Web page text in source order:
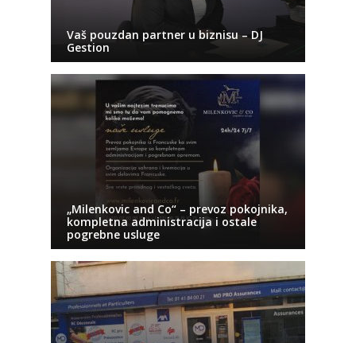
Vaš pouzdan partner u biznisu – DJ
Gestion
„Milenkovic and Co“ – prevoz pokojnika,
kompletna administracija i ostale
pogrebne usluge